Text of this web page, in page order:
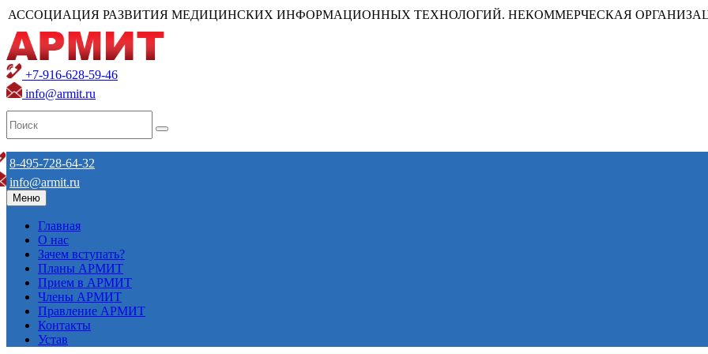
АССОЦИАЦИЯ РАЗВИТИЯ МЕДИЦИНСКИХ ИНФОРМАЦИОННЫХ ТЕХНОЛОГИЙ. НЕКОММЕРЧЕСКАЯ
+7-916-628-59-46
info@armit.ru
8-495-728-64-32
info@armit.ru
Меню
Главная
О нас
Зачем вступать?
Планы АРМИТ
Прием в АРМИТ
Члены АРМИТ
Правление АРМИТ
Контакты
Устав